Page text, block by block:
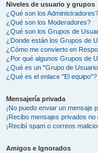
Niveles de usuario y grupos
¿Qué son los Administradores?
¿Qué son los Moderadores?
¿Qué son los Grupos de
¿Donde están los Grupos de
¿Cómo me convierto en
¿Por qué algunos Grupos de
¿Qué es un "Grupo de
¿Qué es el enlace "El equipo"?
Mensajería privada
¡No puedo enviar un mensaje
¡Recibo mensajes privados no
¡Recibí spam o correos
Amigos e Ignorados